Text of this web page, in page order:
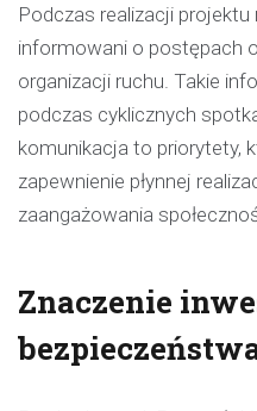
Podczas realizacji
informowani o postępach
organizacji ruchu. Takie
podczas cyklicznych
komunikacja to priorytety,
zapewnienie płynnej
zaangażowania
Znaczenie